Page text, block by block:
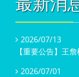
2026/07/13
【重要公告】王
2026/07/01